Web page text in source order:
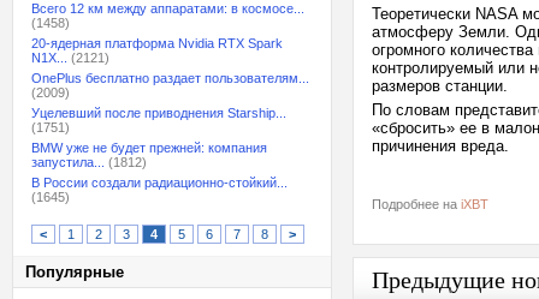
Всего 12 км между аппаратами: в космосе...
(1458)
20-ядерная платформа Nvidia RTX Spark
N1X...
(2121)
OnePlus бесплатно раздает пользователям...
(2009)
Уцелевший после приводнения Starship...
(1751)
BMW уже не будет прежней: компания
запустила...
(1812)
В России создали радиационно-стойкий...
(1645)
< 1 2 3 4 5 6 7 8 >
Популярные
Теоретически NASA
атмосферу Земли.
огромного
контролируемый или
размеров станции.
По словам
«сбросить» ее в
причинения вреда.
Подробнее на iXBT
Предыдущие